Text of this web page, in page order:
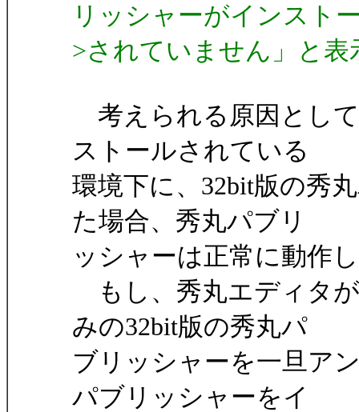
リッシャーがインスト
>されていません」と表
考えられる原因とし
ストールされている
環境下に、32bit版の秀
た場合、秀丸パブリ
ッシャーは正常に動作
もし、秀丸エディタ
みの32bit版の秀丸パ
ブリッシャーを一旦ア
パブリッシャーをイ